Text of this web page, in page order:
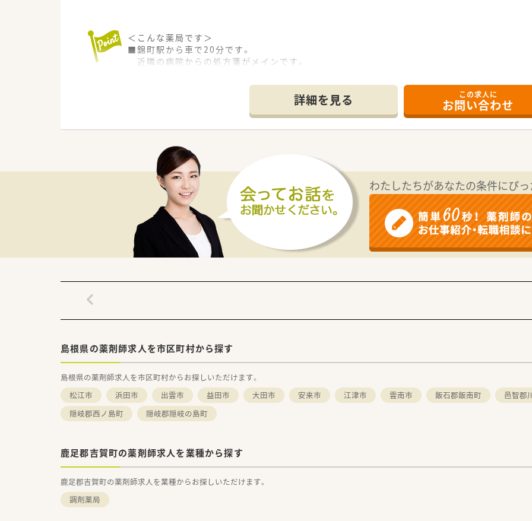
＜こんな薬局です＞
■錦町駅から車で20分です。
近隣の病院からの処方箋がメインです。
それぞれの距離が少し空いておりますので、
患者様のプライバシーもしっかり守れます。
■待合スペースには白いソファーもあり
清潔感がある綺麗な店舗です。
■血圧計も設置しておりますので、
患者様がセルフチェックできる店舗です。
■調剤室は整理整頓されており、
スムーズかつ丁寧に作業出来る様心掛けています。
■カセット式全自動分包機もございます。
＜業務内容＞
■六日市病院からのの処方箋を応需しているため、
幅広い科目の処方箋に対応頂きます。
■処方箋枚数は91枚/日程度です。
薬剤師は常時3名体制です。
■遠方の方は社宅制度の利用についても相談可能です。
■1982年の創業以来、人々が笑顔になれる薬局を
目指して地域の医療貢献に取り組み、
中国エリアに116店舗の薬局を展開する法人です。
■全ての患者様が同等かつ上質な医療を受けることができるよう、
患者さんに寄り添って服薬指導を行う
「かかりつけ薬局」になること。その上で健康に関する
相談窓口として地域の皆様の主体的な健康の維持・増進を
積極的に支援する「健康サポート薬局」を目指し、
詳細を見る この求人に
お問い合わせ
わたしたちがあなたの条件にぴ
島根県の薬剤師求人を市区町村から探す
島根県の薬剤師求人を市区町村からお探しいただけます。
松江市
浜田市 出雲市 益田市 大田市 安来市 江津市 雲南市 飯石郡飯南町 邑智郡
隠岐郡西ノ島町
隠岐郡隠岐の島町
鹿足郡吉賀町の薬剤師求人を業種から探す
鹿足郡吉賀町の薬剤師求人を業種からお探しいただけます。
調剤薬局